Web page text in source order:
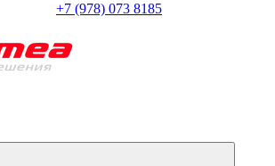
+7 (978) 073 8185